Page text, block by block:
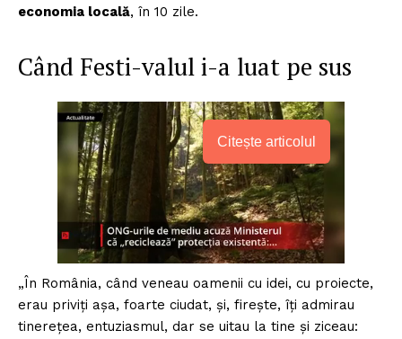
economia locală, în 10 zile.
Când Festi-valul i-a luat pe sus
Citește articolul
„În România, când veneau oamenii cu idei, cu proiecte,
erau priviți așa, foarte ciudat, și, firește, îți admirau
tinerețea, entuziasmul, dar se uitau la tine și ziceau: